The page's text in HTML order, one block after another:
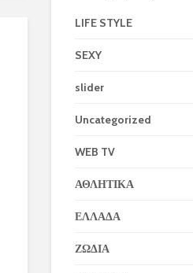
LIFE STYLE
SEXY
slider
Uncategorized
WEB TV
ΑΘΛΗΤΙΚΑ
ΕΛΛΑΔΑ
ΖΩΔΙΑ